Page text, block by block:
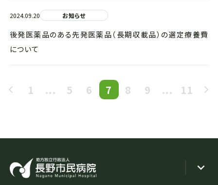
2024.09.20 お知らせ
後発医薬品のある先発医薬品（長期収載品）の選定療養費
について
1 ... 5 6 7 8 9 ... 11